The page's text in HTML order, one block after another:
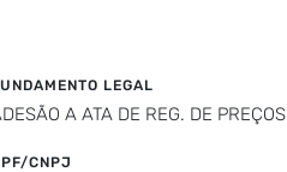
LEGAL
A ATA DE REG. DE PREÇOS
CNPJ